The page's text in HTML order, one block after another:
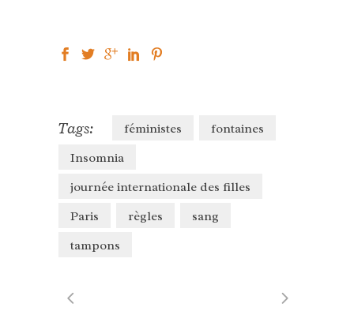
Tags: féministes
fontaines
Insomnia
journée internationale des filles
Paris
règles
sang
tampons